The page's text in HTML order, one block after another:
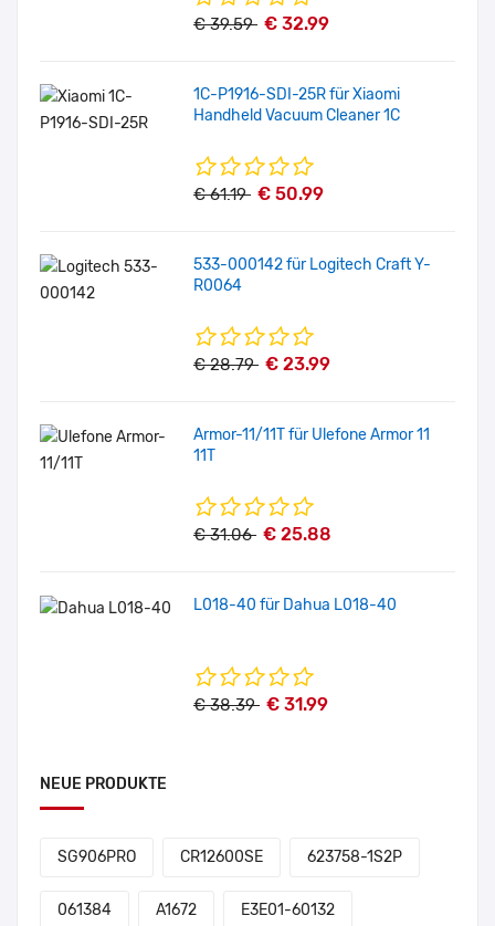
€ 39.59 € 32.99
1C-P1916-SDI-25R für Xiaomi
Handheld Vacuum Cleaner 1C
€ 61.19 € 50.99
533-000142 für Logitech Craft Y-
R0064
€ 28.79 € 23.99
Armor-11/11T für Ulefone Armor 11
11T
€ 31.06 € 25.88
L018-40 für Dahua L018-40
€ 38.39 € 31.99
NEUE PRODUKTE
SG906PRO CR12600SE 623758-1S2P
061384 A1672 E3E01-60132